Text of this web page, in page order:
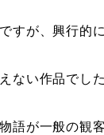
すが、興行的
ない作品でした
語が一般の観